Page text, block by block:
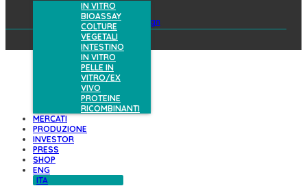
IN VITRO
BIOASSAY
COLTURE
VEGETALI
INTESTINO
IN VITRO
PELLE IN
VITRO/EX
VIVO
PROTEINE
RICOMBINANTI
MERCATI
PRODUZIONE
INVESTOR
PRESS
SHOP
ENG
ITA
design